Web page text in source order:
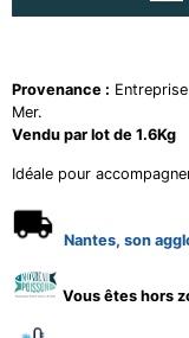
Provenance :
Mer.
Vendu par lot de 1.6Kg
Idéale pour
Nantes, son
Vous êtes hors